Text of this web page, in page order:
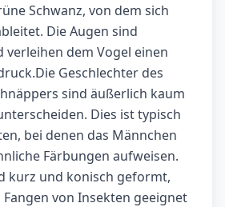
Schwanz, von dem sich
Die Augen sind
dem Vogel einen
Geschlechter des
sind äußerlich kaum
Dies ist typisch
bei denen das Männchen
Färbungen aufweisen.
kurz und konisch geformt,
von Insekten geeignet